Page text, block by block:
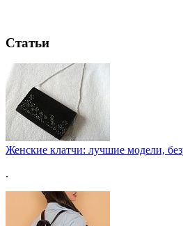
Статьи
Женские клатчи: лучшие модели,
.